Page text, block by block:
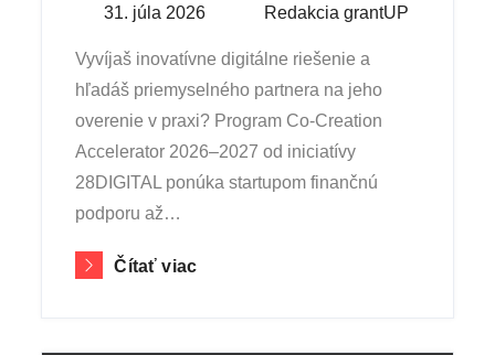
Posted31. júla 2026 Redakcia grantUP
Vyvíjaš inovatívne digitálne riešenie a
hľadáš priemyselného partnera na jeho
overenie v praxi? Program Co-Creation
Accelerator 2026–2027 od iniciatívy
28DIGITAL ponúka startupom finančnú
podporu až…
Čítať viac